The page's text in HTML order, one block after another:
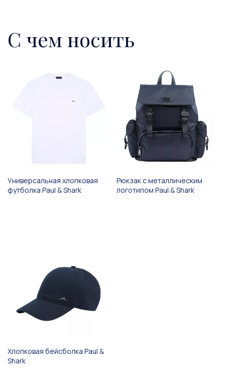
С чем носить
Универсальная хлопковая
футболка Paul & Shark
Рюкзак с металлическим
логотипом Paul & Shark
Хлопковая бейсболка Paul &
Shark